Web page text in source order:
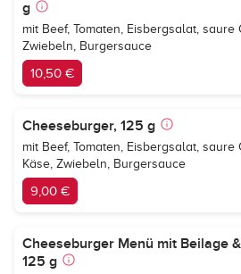
g
mit Beef, Tomaten, Eisbergsalat, saure
Zwiebeln, Burgersauce
10,50 €
Cheeseburger, 125 g
mit Beef, Tomaten, Eisbergsalat, saure
Käse, Zwiebeln, Burgersauce
9,00 €
Cheeseburger Menü mit Beilage
125 g